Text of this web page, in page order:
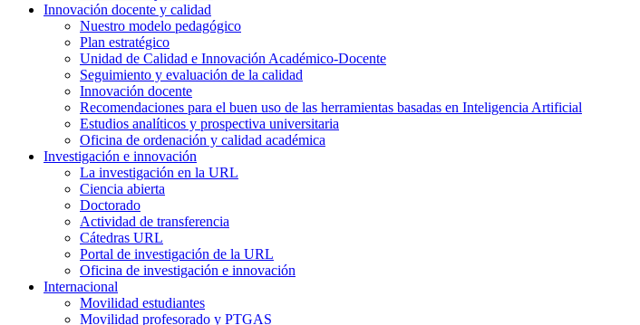
Innovación docente y calidad
Nuestro modelo pedagógico
Plan estratégico
Unidad de Calidad e Innovación Académico-Docente
Seguimiento y evaluación de la calidad
Innovación docente
Recomendaciones para el buen uso de las herramientas basadas en Inteligencia Artificial
Estudios analíticos y prospectiva universitaria
Oficina de ordenación y calidad académica
Investigación e innovación
La investigación en la URL
Ciencia abierta
Doctorado
Actividad de transferencia
Cátedras URL
Portal de investigación de la URL
Oficina de investigación e innovación
Internacional
Movilidad estudiantes
Movilidad profesorado y PTGAS